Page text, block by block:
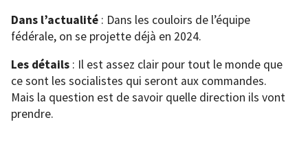
Dans l’actualité : Dans les couloirs de l’équipe
fédérale, on se projette déjà en 2024.
Les détails : Il est assez clair pour tout le monde que
ce sont les socialistes qui seront aux commandes.
Mais la question est de savoir quelle direction ils vont
prendre.